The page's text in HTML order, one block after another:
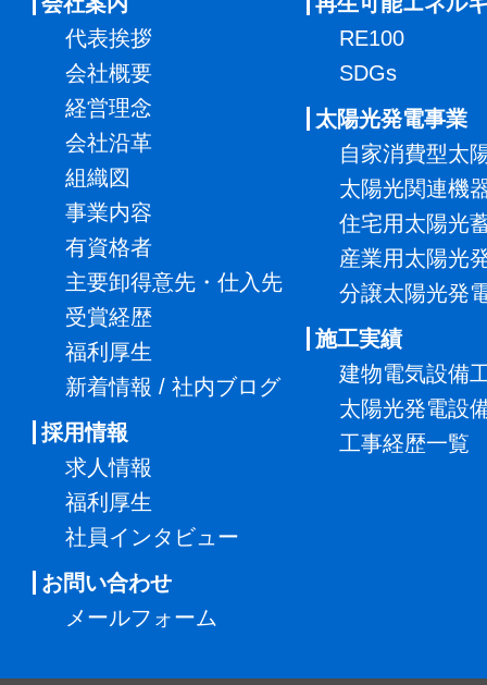
代表挨拶
会社概要
経営理念
会社沿革
組織図
事業内容
有資格者
主要卸得意先・仕入先
受賞経歴
福利厚生
新着情報 / 社内ブログ
採用情報
求人情報
福利厚生
社員インタビュー
お問い合わせ
メールフォーム
RE100
SDGs
太陽光発電事業
自家消費型太
太陽光関連機
住宅用太陽光
産業用太陽光
分譲太陽光発
施工実績
建物電気設備
太陽光発電設
工事経歴一覧